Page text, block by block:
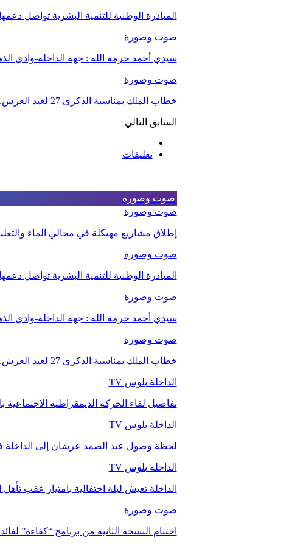
المبادرة الوطنية للتنمية البشرية تواصل
صوت وصورة
سيدي أحمد حرمة الله : جهة الداخلة-وادي
صوت وصورة
خطاب الملك بمناسبة الذكرى 27 لعيد العرش.
السابق التالي
تعليقات
صوت وصورة
صوت وصورة
إطلاق مشاريع مهيكلة في مجالي الماء
صوت وصورة
المبادرة الوطنية للتنمية البشرية تواصل
صوت وصورة
سيدي أحمد حرمة الله : جهة الداخلة-وادي
صوت وصورة
خطاب الملك بمناسبة الذكرى 27 لعيد العرش.
الداخلة بلوس TV
تفاصيل لقاء الحركة الديمقراطية
الداخلة بلوس TV
لحظة وصول عبد الصمد عرشان إلى الداخلة
الداخلة بلوس TV
الداخلة تعيش ليلة احتفالية بامتياز عقب
صوت وصورة
اختتام النسخة الثانية من برنامج “كفاءة”